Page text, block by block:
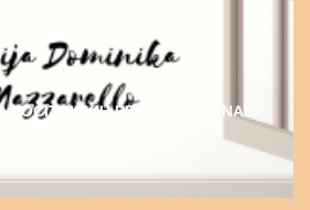
POČITNIŠKIH PROGRAMOV NA